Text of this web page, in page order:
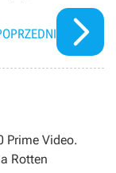
Prime Video.
Rotten